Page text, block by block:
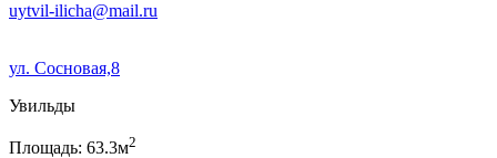
uytvil-ilicha@mail.ru
ул. Сосновая,8
Увильды
Площадь: 63.3м2